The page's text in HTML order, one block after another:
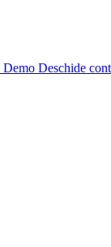
Demo Deschide